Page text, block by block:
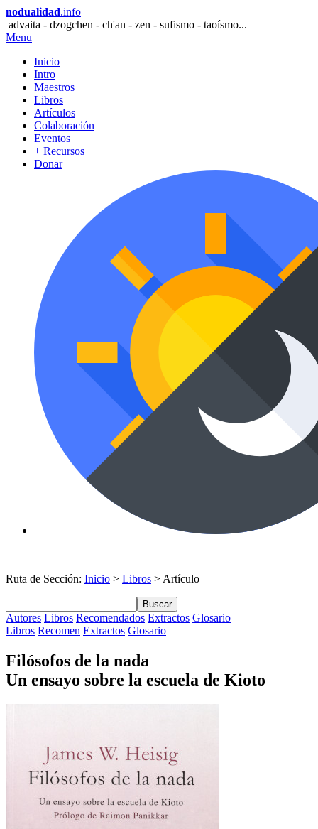
nodualidad.info
advaita - dzogchen - ch'an - zen - sufismo - taoísmo...
Menu
Inicio
Intro
Maestros
Libros
Artículos
Colaboración
Eventos
+ Recursos
Donar
Ruta de Sección: Inicio > Libros > Artículo
Buscar
Autores Libros Recomendados Extractos Glosario
Libros Recomen Extractos Glosario
Filósofos de la nada
Un ensayo sobre la escuela de Kioto